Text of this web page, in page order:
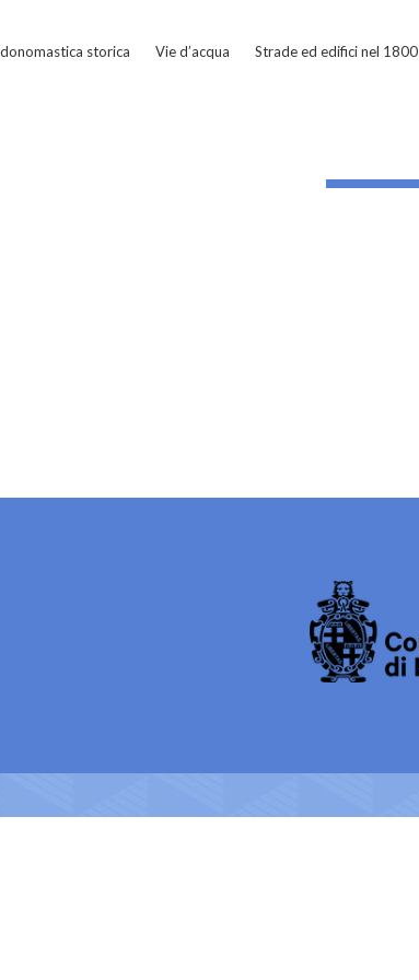
storica Vie d’acqua Strade ed edifici nel 1800